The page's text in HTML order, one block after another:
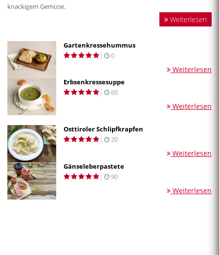
knackigem Gemüse.
Weiterlesen
Gartenkressehummus
0
Weiterlesen
Erbsenkressesuppe
60
Weiterlesen
Osttiroler Schlipfkrapfen
20
Weiterlesen
Gänseleberpastete
90
Weiterlesen